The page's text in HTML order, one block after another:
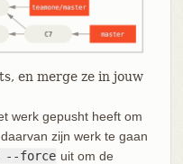
en merge ze in jouw
werk gepusht heeft om
zijn werk te gaan
--force uit om de